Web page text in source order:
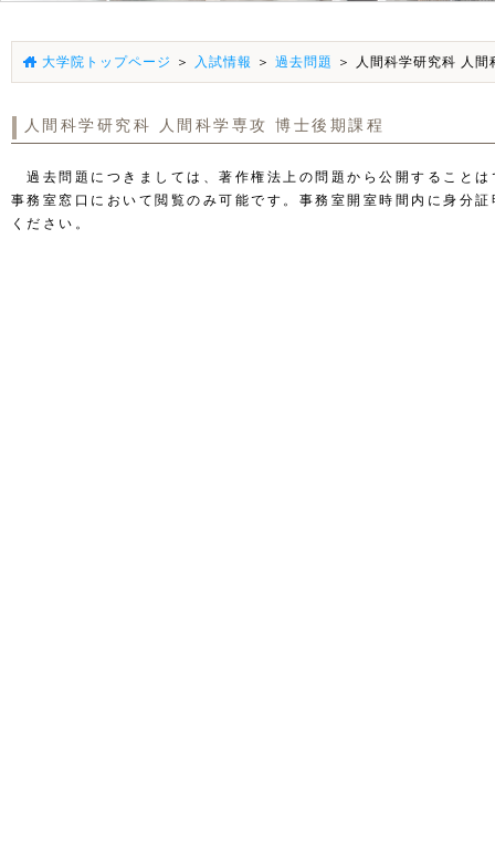
大学院トップページ ＞ 入試情報 ＞ 過去問題 ＞ 人間科学研究科 人
人間科学研究科 人間科学専攻 博士後期課程
過去問題につきましては、著作権法上の問題から公開すること
事務室窓口において閲覧のみ可能です。事務室開室時間内に身分
ください。